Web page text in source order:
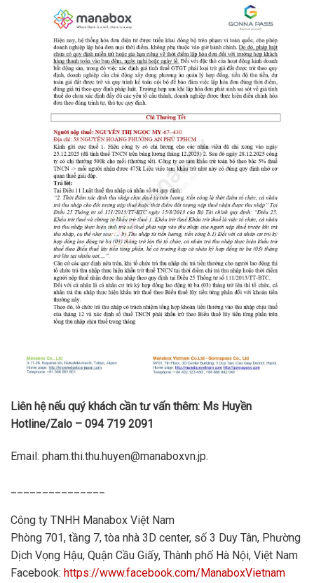
Liên hệ nếu quý khách cần tư vấn thêm: Ms Huyền
Hotline/Zalo – 094 719 2091
Email: pham.thi.thu.huyen@manaboxvn.jp.
Công ty TNHH Manabox Việt Nam
Phòng 701, tầng 7, tòa nhà 3D center, số 3 Duy Tân, Phường
Dịch Vọng Hậu, Quận Cầu Giấy, Thành phố Hà Nội, Việt Nam
Facebook: https://www.facebook.com/ManaboxVietnam